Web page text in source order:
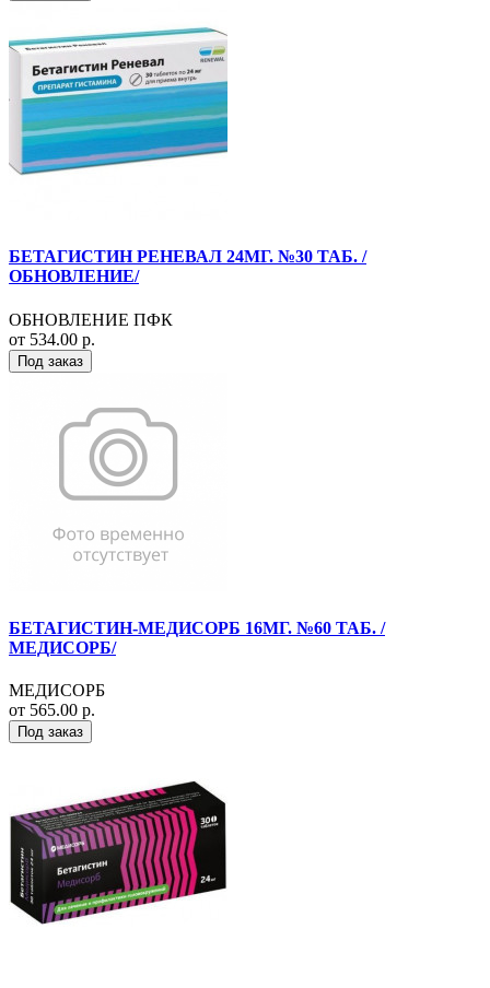
БЕТАГИСТИН РЕНЕВАЛ 24МГ. №30 ТАБ. /
ОБНОВЛЕНИЕ/
ОБНОВЛЕНИЕ ПФК
от 534.00 р.
Под заказ
БЕТАГИСТИН-МЕДИСОРБ 16МГ. №60 ТАБ. /
МЕДИСОРБ/
МЕДИСОРБ
от 565.00 р.
Под заказ